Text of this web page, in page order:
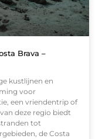
Brava –
kustlijnen en
voor
een vriendentrip of
deze regio biedt
tot
de Costa